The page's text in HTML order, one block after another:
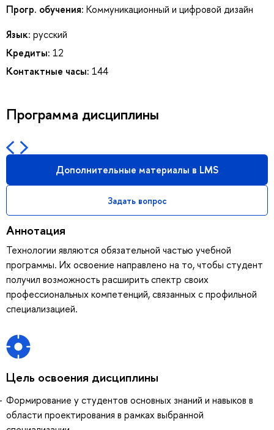
Прогр. обучения: Коммуникационный и цифровой дизайн
Язык: русский
Кредиты: 12
Контактные часы: 144
Программа дисциплины
Дополнительные материалы в LMS
Задать вопрос
Аннотация
Технологии являются обязательной частью учебной
программы. Их освоение направлено на то, чтобы студент
получил возможность расширить спектр своих
профессиональных компетенций, связанных с профильной
специализацией.
Цель освоения дисциплины
Формирование у студентов основных знаний и навыков в
области проектирования в рамках выбранной